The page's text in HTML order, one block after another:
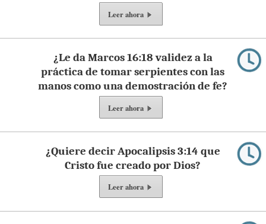
Leer ahora
¿Le da Marcos 16:18 validez a la
práctica de tomar serpientes con las
manos como una demostración de fe?
Leer ahora
¿Quiere decir Apocalipsis 3:14 que
Cristo fue creado por Dios?
Leer ahora